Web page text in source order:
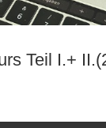
Teil I.+